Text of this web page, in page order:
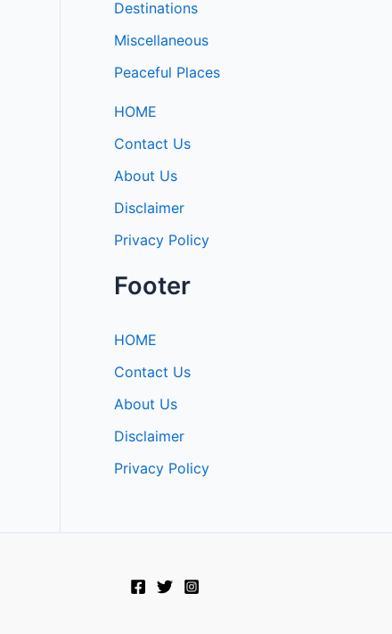
Destinations
Miscellaneous
Peaceful Places
HOME
Contact Us
About Us
Disclaimer
Privacy Policy
Footer
HOME
Contact Us
About Us
Disclaimer
Privacy Policy